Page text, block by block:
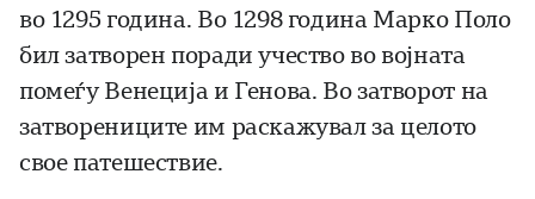
во 1295 година. Во 1298 година Марко Поло
бил затворен поради учество во војната
помеѓу Венеција и Генова. Во затворот на
затворениците им раскажувал за целото
свое пате­шест­вие.